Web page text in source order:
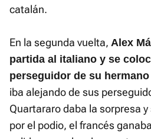
catalán.
En la segunda vuelta, Alex
partida al italiano y se
perseguidor de su hermano
iba alejando de sus
Quartararo daba la sorpresa
por el podio, el francés